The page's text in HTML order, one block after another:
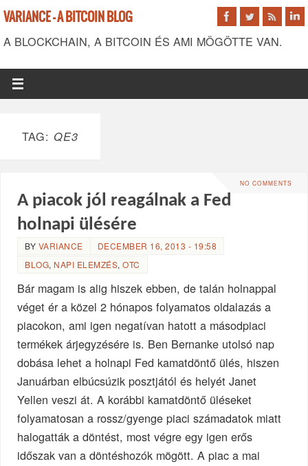
VARIANCE - A BITCOIN BLOG
A BLOCKCHAIN, A BITCOIN ÉS AMI MÖGÖTTE VAN.
TAG: QE3
NO COMMENTS
A piacok jól reagálnak a Fed
holnapi ülésére
BY VARIANCE
DECEMBER 16, 2013 - 19:58
BLOG, NAPI ELEMZÉS,OTC
Bár magam is alig hiszek ebben, de talán holnappal
véget ér a közel 2 hónapos folyamatos oldalazás a
piacokon, ami igen negatívan hatott a másodpiaci
termékek árjegyzésére is. Ben Bernanke utolsó nap
dobása lehet a holnapi Fed kamatdöntő ülés, hiszen
Januárban elbúcsúzik posztjától és helyét Janet
Yellen veszi át. A korábbi kamatdöntő üléseket
folyamatosan a rossz/gyenge piaci számadatok miatt
halogatták a döntést, most végre egy igen erős
időszak van a döntéshozók mögött. A piac a mai